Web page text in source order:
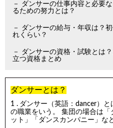
ダンサーの仕事内容と必要
るための努力とは？
ダンサーの給与・年収は？
れくらい？
ダンサーの資格・試験とは
立つ資格まとめ
ダンサーとは？
ダンサー（英語：dancer）
の職業をいう。 集団の場合は
ット」「ダンスカンパニー」な